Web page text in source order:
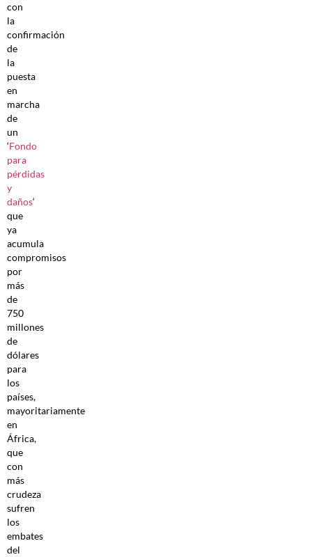
con
la
confirmación
de
la
puesta
en
marcha
de
un
‘Fondo
para
pérdidas
y
daños‘
que
ya
acumula
compromisos
por
más
de
750
millones
de
dólares
para
los
países,
mayoritariamente
en
África,
que
con
más
crudeza
sufren
los
embates
del